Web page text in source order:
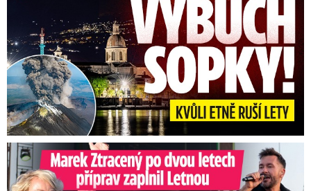
Marek Ztracený na Letné: Pártlová stopla koncert